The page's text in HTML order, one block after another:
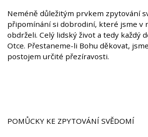
Neméně důležitým prvkem zpytování
připomínání si dobrodiní, které jsme v
obdrželi. Celý lidský život a tedy každý
Otce. Přestaneme-li Bohu děkovat,
postojem určité přezíravosti.
POMŮCKY KE ZPYTOVÁNÍ SVĚDOMÍ